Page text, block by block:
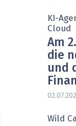
KI-
Cloud
Am
die
und
Wild